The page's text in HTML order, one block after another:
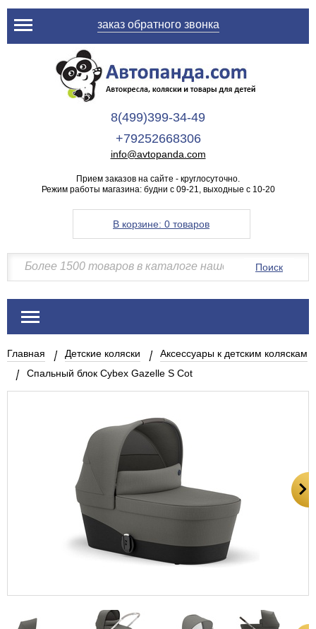
заказ обратного звонка
8(499)399-34-49
+79252668306
info@avtopanda.com
Прием заказов на сайте - круглосуточно.
Режим работы магазина: будни с 09-21, выходные с 10-20
В корзине: 0 товаров
Поиск
Главная Детские коляски
Аксессуары к детским коляскам
Спальный блок Cybex Gazelle S Cot